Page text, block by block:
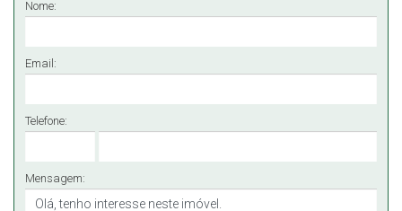
Nome:
Email:
Telefone:
Mensagem: